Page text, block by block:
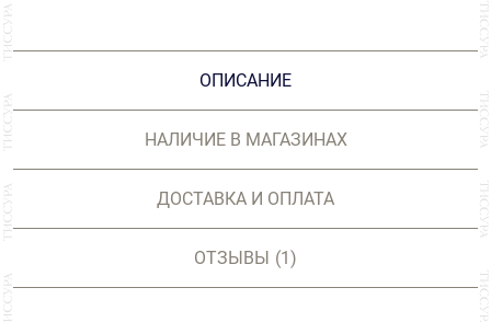
ОПИСАНИЕ
НАЛИЧИЕ В МАГАЗИНАХ
ДОСТАВКА И ОПЛАТА
ОТЗЫВЫ (1)